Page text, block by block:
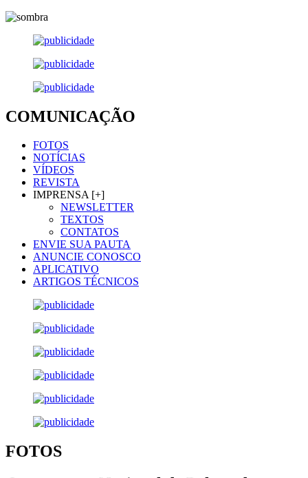
COMUNICAÇÃO
FOTOS
NOTÍCIAS
VÍDEOS
REVISTA
IMPRENSA [+]
NEWSLETTER
TEXTOS
CONTATOS
ENVIE SUA PAUTA
ANUNCIE CONOSCO
APLICATIVO
ARTIGOS TÉCNICOS
FOTOS